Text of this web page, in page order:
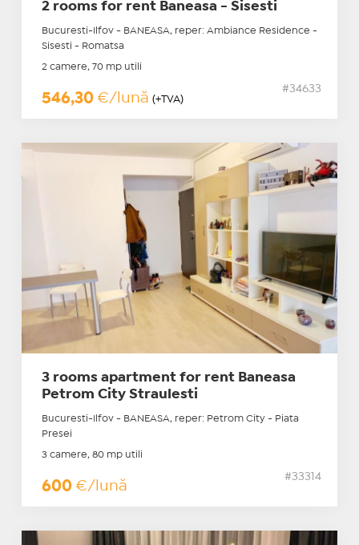
2 rooms for rent Baneasa - Sisesti
Bucuresti-Ilfov - BANEASA, reper: Ambiance Residence -
Sisesti - Romatsa
2 camere, 70 mp utili
546,30 €/lună (+TVA)
#34633
3 rooms apartment for rent Baneasa
Petrom City Straulesti
Bucuresti-Ilfov - BANEASA, reper: Petrom City - Piata
Presei
3 camere, 80 mp utili
600 €/lună
#33314